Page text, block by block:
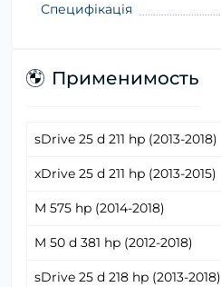
Специфікація
Применимость
sDrive 25 d 211 hp (2013-2018)
xDrive 25 d 211 hp (2013-2015)
M 575 hp (2014-2018)
M 50 d 381 hp (2012-2018)
sDrive 25 d 218 hp (2013-2018)